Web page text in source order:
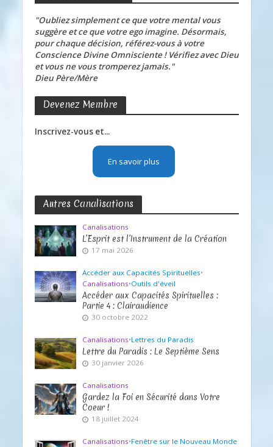
"Oubliez simplement ce que votre mental vous
suggère et ce que votre ego imagine. Désormais,
pour chaque décision, référez-vous à votre
Conscience Divine Omnisciente ! Vérifiez avec Dieu
et vous ne vous tromperez jamais."
Dieu Père/Mère
Devenez Membre
Inscrivez-vous et...
En savoir plus
Autres Canalisations
Canalisations
L’Esprit est l’Instrument de la Création
17 mai 2026
Accéder aux Capacités Spirituelles•
Canalisations•Outils d'éveil
Accéder aux Capacités Spirituelles :
Partie 4 : Clairaudience
30 octobre 2022
Canalisations•Lettres du Paradis
Lettre du Paradis : Le Septième Sens
30 janvier 2026
Canalisations
Gardez la Foi en Sécurité dans Votre
Coeur !
18 juillet 2024
Canalisations•Fenêtre sur le Nouveau Monde